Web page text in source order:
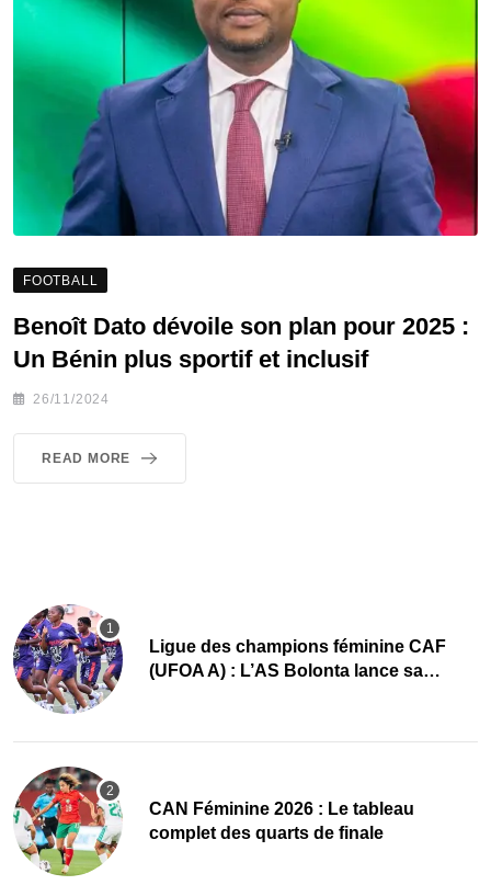
FOOTBALL
Benoît Dato dévoile son plan pour 2025 :
Un Bénin plus sportif et inclusif
26/11/2024
READ MORE
Ligue des champions féminine CAF
(UFOA A) : L’AS Bolonta lance sa
CAN Féminine 2026 : Le tableau
complet des quarts de finale